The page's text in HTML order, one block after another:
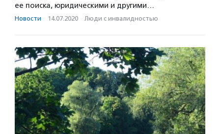
ее поиска, юридическими и другими…
Новости · 14.07.2020 · Люди с инвалидностью